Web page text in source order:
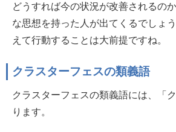
どうすれば今の状況が改善されるの
な思想を持った人が出てくるでしょ
えて行動することは大前提ですね。
クラスターフェスの類義語
クラスターフェスの類義語には、「
ります。